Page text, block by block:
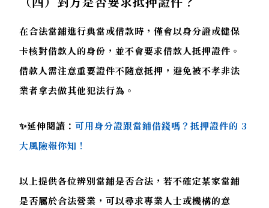
在合法當鋪進行典當或借款時，僅會以身分證或健保
卡核對借款人的身份，並不會要求借款人抵押證件。
借款人需注意重要證件不隨意抵押，避免被不孝非法
業者拿去做其他犯法行為。
✨延伸閱讀：可用身分證跟當鋪借錢嗎？抵押證件的 3
大風險報你知！
以上提供各位辨別當鋪是否合法，若不確定某家當鋪
是否屬於合法營業，可以尋求專業人士或機構的意